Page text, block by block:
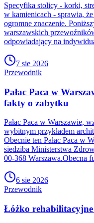
Specyfika stolicy - korki,
w kamienicach - sprawia,
ogromne znaczenie.
warszawskich
odpowiadający na
7 sie 2026
Przewodnik
Pałac Paca w
fakty o zabytku
Pałac Paca w Warszawie,
wybitnym przykładem
Obecnie ten Pałac Paca w
siedziba Ministerstwa
00-368 Warszawa.Obecna
6 sie 2026
Przewodnik
Łóżko